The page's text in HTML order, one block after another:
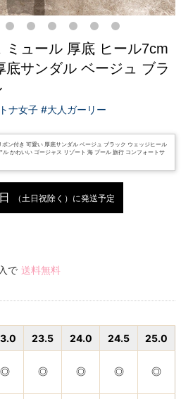
ミュール 厚底 ヒール7cm
底サンダル ベージュ ブラ
ナ女子 #大人ガーリー
ン付き 可愛い 厚底サンダル ベージュ ブラック ウェッジヒール
かわいい ゴージャス リゾート 海 プール 旅行 コンフォートサ
（土日祝除く）に発送予定
で 送料無料
23.5 24.0 24.5 25.0
◎ ◎ ◎ ◎ ◎